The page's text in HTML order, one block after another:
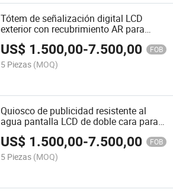
Tótem de señalización digital LCD
exterior con recubrimiento AR para
aeropuerto
US$ 1.500,00-7.500,00 FOB
5 Piezas (MOQ)
Quiosco de publicidad resistente al
agua pantalla LCD de doble cara para
exteriores señalización digital Para el
aeropuerto
US$ 1.500,00-7.500,00 FOB
5 Piezas (MOQ)